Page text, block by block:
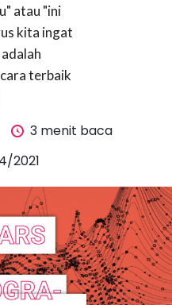
atau "ini
kita ingat
terbaik
3 menit baca
2021